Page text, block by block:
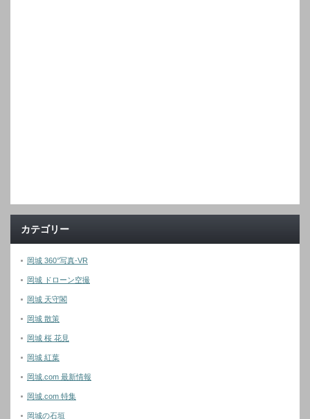
カテゴリー
岡城 360°写真-VR
岡城 ドローン空撮
岡城 天守閣
岡城 散策
岡城 桜 花見
岡城 紅葉
岡城.com 最新情報
岡城.com 特集
岡城の石垣